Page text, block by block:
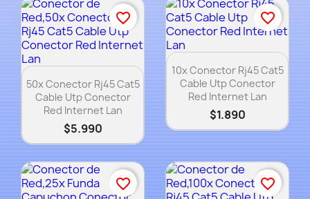
Vista rápida
50x Conector Rj45 Cat5
Cable Utp Conector
Red Internet Lan
$5.990
favorite_border
Vista rápida
10x Conector Rj45 Cat5
Cable Utp Conector
Red Internet Lan
$1.890
favorite_border
favorite_border favorite_border